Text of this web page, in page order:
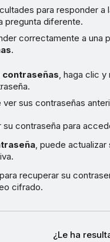
para responder a
pregunta diferente.
correctamente a una
.
contraseñas, haga clic y
ver sus contraseñas
su contraseña para
, puede
recuperar su
cifrado.
¿Le ha